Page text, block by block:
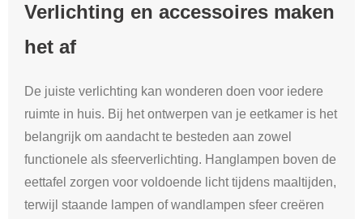
Verlichting en accessoires maken
het af
De juiste verlichting kan wonderen doen voor iedere
ruimte in huis. Bij het ontwerpen van je eetkamer is het
belangrijk om aandacht te besteden aan zowel
functionele als sfeerverlichting. Hanglampen boven de
eettafel zorgen voor voldoende licht tijdens maaltijden,
terwijl staande lampen of wandlampen sfeer creëren